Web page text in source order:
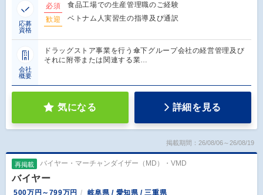
応募
資格
必須
食品工場での生産管理職のご経験
歓迎
ベトナム人実習生の指導及び通訳
会社
概要
ドラッグストア事業を行う傘下グループ会社の経営管理及び
それに附帯または関連する業…
気になる 詳細を見る
掲載期間：26/08/06～26/08/19
再掲載 バイヤー・マーチャンダイザー（MD）・VMD
バイヤー
500万円～799万円 岐阜県 / 愛知県 / 三重県